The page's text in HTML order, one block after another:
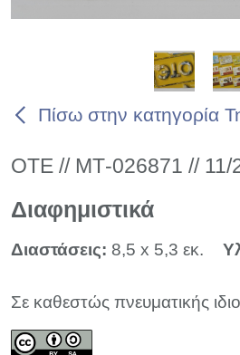
Πίσω στην κατηγορία
ΟΤΕ // ΜΤ-026871 // 11/
Διαφημιστικά
Διαστάσεις: 8,5 x 5,3 εκ.
Σε καθεστώς πνευματικής